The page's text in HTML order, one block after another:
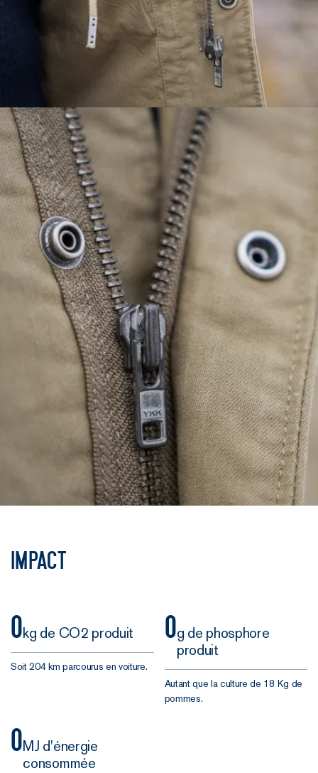
Impact
0kg de CO2 produit
Soit 204 km parcourus en voiture.
0g de phosphore
produit
Autant que la culture de 18 Kg de
pommes.
0MJ d'énergie
consommée